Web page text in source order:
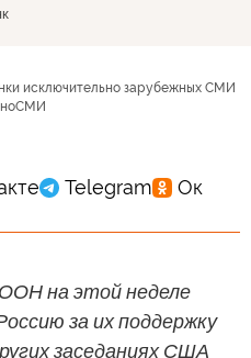
исключительно зарубежных СМИ
ООН на этой неделе
за их поддержку
заседаниях США